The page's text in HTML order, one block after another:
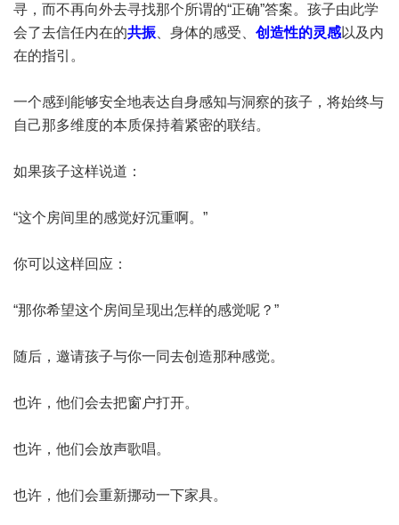
寻，而不再向外去寻找那个所谓的“正确”答案。孩子由此学
会了去信任内在的共振 、身体的感受、 创造性的灵感以及内
在的指引。
一个感到能够安全地表达自身感知与洞察的孩子，将始终与
自己那多维度的本质保持着紧密的联结。
如果孩子这样说道：
“这个房间里的感觉好沉重啊。”
你可以这样回应：
“那你希望这个房间呈现出怎样的感觉呢？”
随后，邀请孩子与你一同去创造那种感觉。
也许，他们会去把窗户打开。
也许，他们会放声歌唱。
也许，他们会重新挪动一下家具。